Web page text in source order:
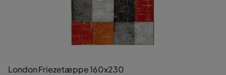
London Friezetæppe 160x230